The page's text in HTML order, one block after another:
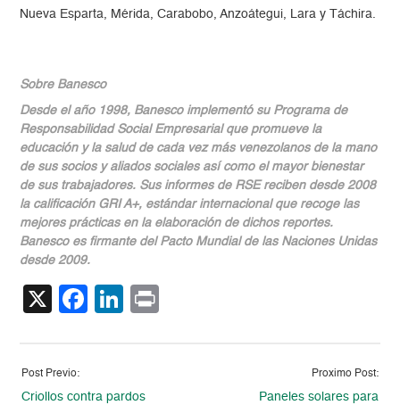
Nueva Esparta, Mérida, Carabobo, Anzoátegui, Lara y Táchira.
Sobre Banesco
Desde el año 1998, Banesco implementó su Programa de
Responsabilidad Social Empresarial que promueve la
educación y la salud de cada vez más venezolanos de la mano
de sus socios y aliados sociales así como el mayor bienestar
de sus trabajadores. Sus informes de RSE reciben desde 2008
la calificación GRI A+, estándar internacional que recoge las
mejores prácticas en la elaboración de dichos reportes.
Banesco es firmante del Pacto Mundial de las Naciones Unidas
desde 2009.
X Facebook
LinkedIn
Post Previo:
Criollos contra pardos
Proximo Post:
Paneles solares para